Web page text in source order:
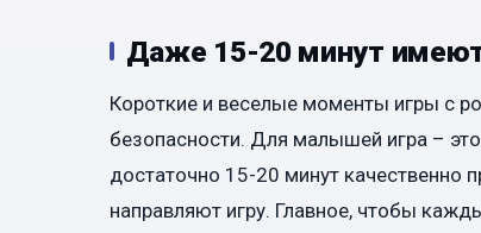
Даже 15-20 минут
Короткие и веселые моменты игры с
безопасности. Для малышей игра –
достаточно 15-20 минут качественно
направляют игру. Главное, чтобы